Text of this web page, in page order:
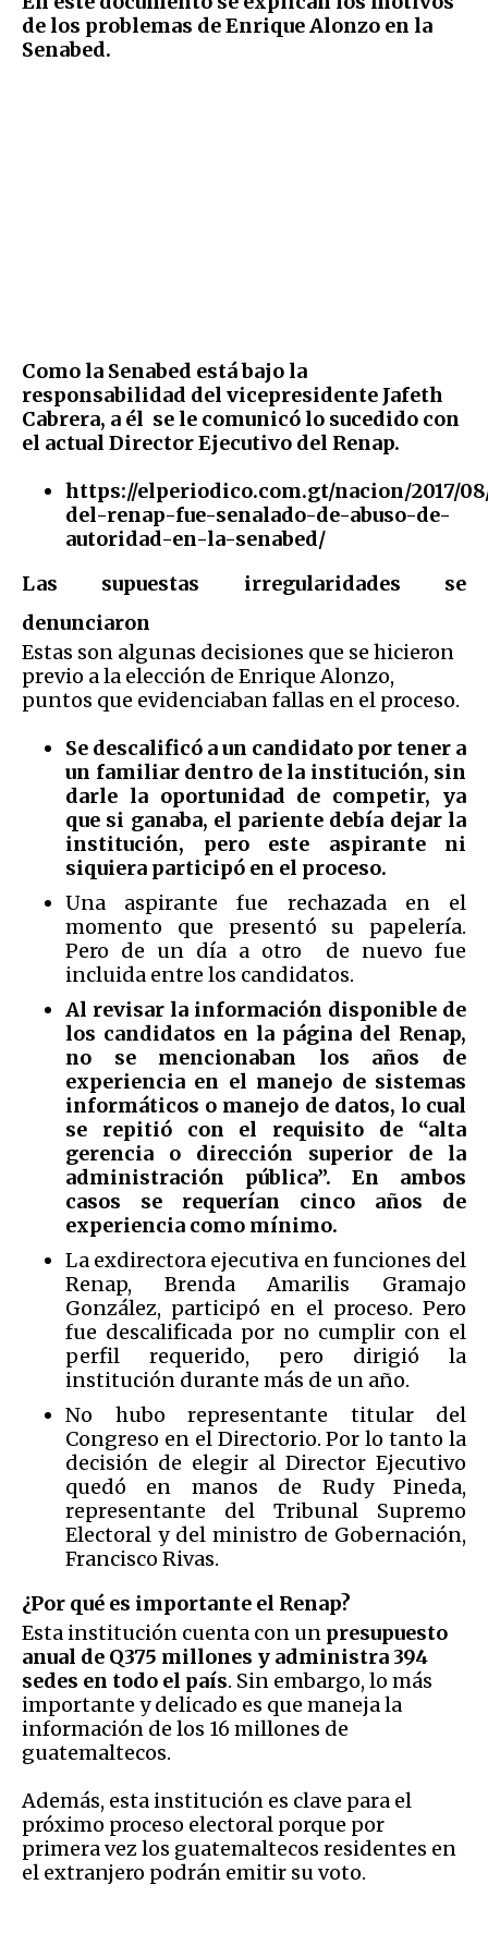
de los problemas de Enrique Alonzo en la
Senabed.
Como la Senabed está bajo la
responsabilidad del vicepresidente Jafeth
Cabrera, a él se le comunicó lo sucedido con
el actual Director Ejecutivo del Renap.
https://elperiodico.com.gt/nacion/2017/
del-renap-fue-senalado-de-abuso-de-
autoridad-en-la-senabed/
Las supuestas irregularidades se
denunciaron
Estas son algunas decisiones que se hicieron
previo a la elección de Enrique Alonzo,
puntos que evidenciaban fallas en el proceso.
Se descalificó a un candidato por tener a
un familiar dentro de la institución, sin
darle la oportunidad de competir, ya
que si ganaba, el pariente debía dejar la
institución, pero este aspirante ni
siquiera participó en el proceso.
Una aspirante fue rechazada en el
momento que presentó su papelería.
Pero de un día a otro de nuevo fue
incluida entre los candidatos.
Al revisar la información disponible de
los candidatos en la página del Renap,
no se mencionaban los años de
experiencia en el manejo de sistemas
informáticos o manejo de datos, lo cual
se repitió con el requisito de “alta
gerencia o dirección superior de la
administración pública”. En ambos
casos se requerían cinco años de
experiencia como mínimo.
La exdirectora ejecutiva en funciones del
Renap, Brenda Amarilis Gramajo
González, participó en el proceso. Pero
fue descalificada por no cumplir con el
perfil requerido, pero dirigió la
institución durante más de un año.
No hubo representante titular del
Congreso en el Directorio. Por lo tanto la
decisión de elegir al Director Ejecutivo
quedó en manos de Rudy Pineda,
representante del Tribunal Supremo
Electoral y del ministro de Gobernación,
Francisco Rivas.
¿Por qué es importante el Renap?
Esta institución cuenta con un presupuesto
anual de Q375 millones y administra 394
sedes en todo el país. Sin embargo, lo más
importante y delicado es que maneja la
información de los 16 millones de
guatemaltecos.
Además, esta institución es clave para el
próximo proceso electoral porque por
primera vez los guatemaltecos residentes en
el extranjero podrán emitir su voto.